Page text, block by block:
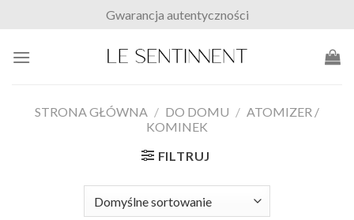
content
Gwarancja autentyczności
STRONA GŁÓWNA / DO DOMU / ATOMIZER /
KOMINEK
FILTRUJ